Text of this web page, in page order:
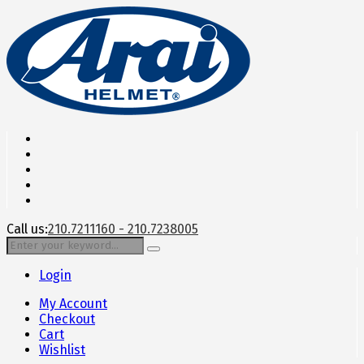
Call us:210.7211160 - 210.7238005
Login
My Account
Checkout
Cart
Wishlist